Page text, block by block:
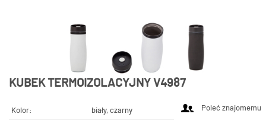
KUBEK TERMOIZOLACYJNY V4987
Kolor:
biały, czarny
Poleć znajomemu